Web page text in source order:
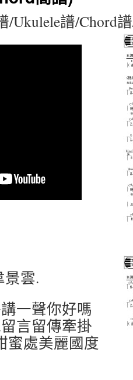
/Ukulele譜/Chord
景雲.
一聲你好嗎
言留傳牽掛
蜜處美麗國度